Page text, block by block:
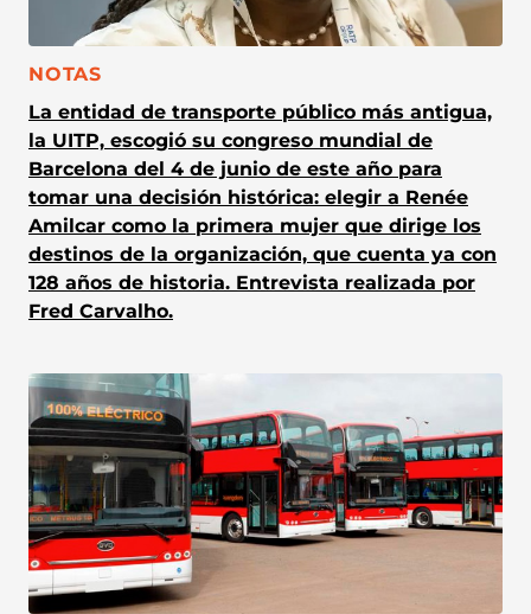
CATEGORÍA:
NOTAS
La entidad de transporte público más antigua,
la UITP, escogió su congreso mundial de
Barcelona del 4 de junio de este año para
tomar una decisión histórica: elegir a Renée
Amilcar como la primera mujer que dirige los
destinos de la organización, que cuenta ya con
128 años de historia. Entrevista realizada por
Fred Carvalho.